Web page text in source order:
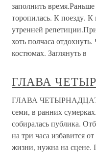
заполнить время.Раньше
торопилась. К поезду. К
утренней
хоть полчаса
костюмах. Заглянуть в
ГЛАВА
ГЛАВА
семи, в ранних
собиралась публика.
на три часа избавится
жизни, нужна на сцене.